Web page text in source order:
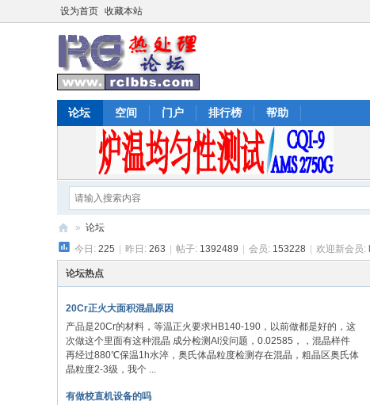
设为首页 收藏本站
论坛 空间 门户 排行榜 帮助
热
处
坛
» 论坛
今日: 225 昨日: 263 帖子: 1392489 会员: 153228 欢迎新会员:
论坛热点
20Cr正火大面积混晶原因
产品是20Cr的材料，等温正火要求HB140-190，以前做都是好的，这
次做这个里面有这种混晶 成分检测Al没问题，0.02585，，混晶样件
再经过880℃保温1h水淬，奥氏体晶粒度检测存在混晶，粗晶区奥氏体
晶粒度2-3级，我个 ...
有做校直机设备的吗